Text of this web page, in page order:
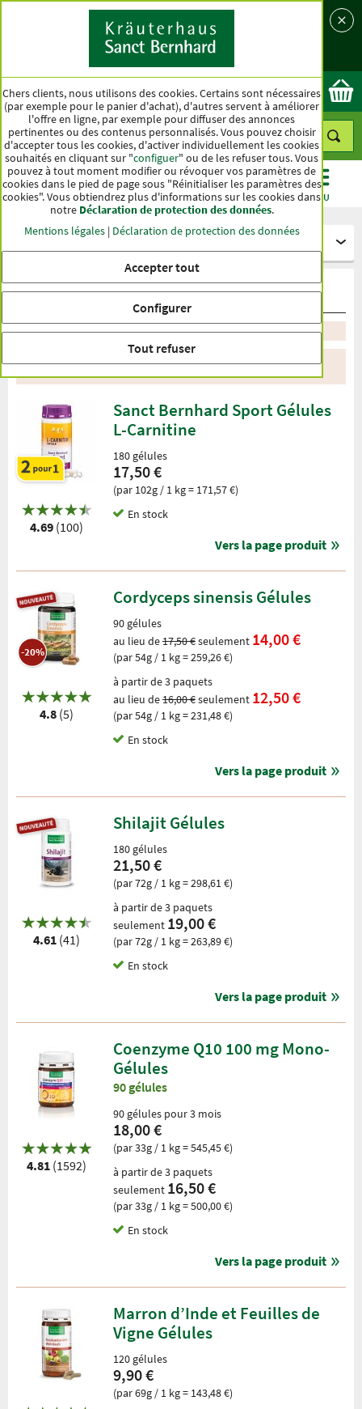
Pays
Ok
CATÉGORIES OFFRES BEST-SELLER MENU
Gélules et comprimés
Autres
Trier par recommandation
25 Produits
4.69 (100)
Sanct Bernhard Sport Gélules
L-Carnitine
180 gélules
17,50 €
(par 102g / 1 kg = 171,57 €)
En stock
Vers la page produit
-20%
4.8 (5)
Cordyceps sinensis Gélules
90 gélules
au lieu de17,50 €seulement 14,00 €
(par 54g / 1 kg = 259,26 €)
à partir de 3 paquets
au lieu de16,00 €seulement 12,50 €
(par 54g / 1 kg = 231,48 €)
En stock
Vers la page produit
4.61 (41)
Shilajit Gélules
180 gélules
21,50 €
(par 72g / 1 kg = 298,61 €)
à partir de 3 paquets
seulement 19,00 €
(par 72g / 1 kg = 263,89 €)
En stock
Vers la page produit
4.81 (1592)
Coenzyme Q10 100 mg Mono-
Gélules
90 gélules
90 gélules pour 3 mois
18,00 €
(par 33g / 1 kg = 545,45 €)
à partir de 3 paquets
seulement 16,50 €
(par 33g / 1 kg = 500,00 €)
En stock
Vers la page produit
Marron d’Inde et Feuilles de
Vigne Gélules
120 gélules
9,90 €
(par 69g / 1 kg = 143,48 €)
Chers clients, nous utilisons des cookies. Certains sont nécessaires
(par exemple pour le panier d'achat), d'autres servent à améliorer
l'offre en ligne, par exemple pour diffuser des annonces
pertinentes ou des contenus personnalisés. Vous pouvez choisir
d'accepter tous les cookies, d'activer individuellement les cookies
souhaités en cliquant sur "configuer" ou de les refuser tous. Vous
pouvez à tout moment modifier ou révoquer vos paramètres de
cookies dans le pied de page sous "Réinitialiser les paramètres des
cookies". Vous obtiendrez plus d'informations sur les cookies dans
notre Déclaration de protection des données.
Mentions légales| Déclaration de protection des données
Accepter tout
Configurer
Tout refuser